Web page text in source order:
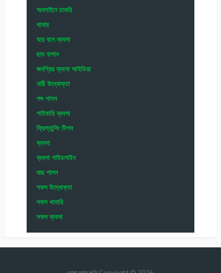
অনলাইনে চাকরি
খামার
ঘরে বসে ব্যবসা
ছাদ বাগান
জনপ্রিয় ব্যবসা আইডিয়া
নারী উদ্যোক্তা
পশু পালন
পাইকারি ব্যবসা
ফ্রিল্যান্সিং টিপস
ব্যবসা
ব্যবসা গাইডলাইন
মাছ পালন
সফল উদ্যোক্তা
সফল খামারি
সফল ব্যবসা